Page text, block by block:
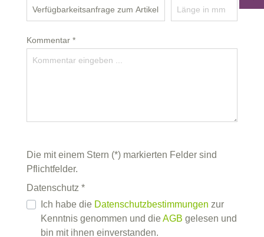
Kommentar *
Die mit einem Stern (*) markierten Felder sind
Pflichtfelder.
Datenschutz *
Ich habe die Datenschutzbestimmungen zur
Kenntnis genommen und dieAGB gelesen und
bin mit ihnen einverstanden.